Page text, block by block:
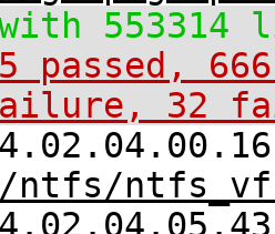
553314
passed,
32